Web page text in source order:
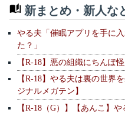
新まとめ・新人な
やる夫「催眠アプリを手に
た？」
【R-18】悪の組織にちんぽ
【R-18】やる夫は裏の世界
ジナルメガテン】
【R-18（G）】【あんこ】